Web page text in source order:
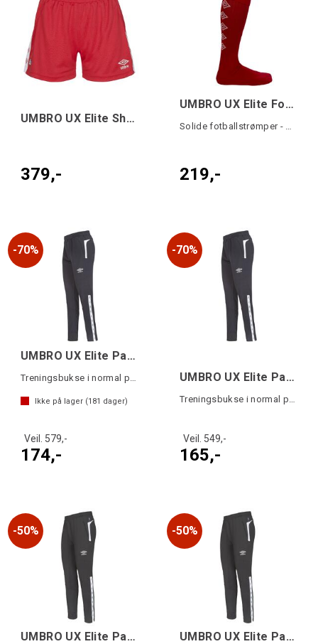
UMBRO UX Elite Shorts W Rød/Hvit 38
379,-
UMBRO UX Elite Fotb.Str Rød/Hvit 40-44
Solide fotballstrømper - god passform
219,-
70%
UMBRO UX Elite Pant Reg Sort/Hvit M
Treningsbukse i normal passform
Ikke på lager (181 dager)
Veil. 579,-
174,-
70%
UMBRO UX Elite Pant Reg j Sort/Hvit 140
Treningsbukse i normal passform
Veil. 549,-
165,-
50%
UMBRO UX Elite Pant Slim Sort/Hvit M
50%
UMBRO UX Elite Pant SlimJ Sort/Hvit 140